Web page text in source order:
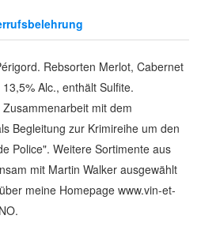
Rebsorten Merlot, Cabernet
Alc., enthält Sulfite.
mit dem
Begleitung zur Krimireihe um den
Police". Weitere Sortimente aus
mit Martin Walker ausgewählt
meine Homepage www.vin-et-